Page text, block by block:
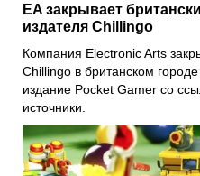
EA закрывает
издателя Chillingo
Компания Electronic Arts
Chillingo в британском
издание Pocket Gamer со
источники.